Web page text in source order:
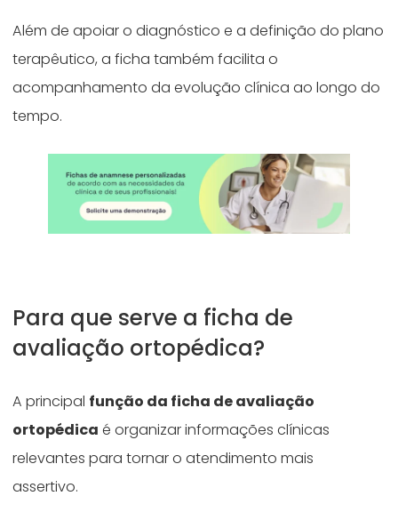
Além de apoiar o diagnóstico e a definição do plano
terapêutico, a ficha também facilita o
acompanhamento da evolução clínica ao longo do
tempo.
Para que serve a ficha de
avaliação ortopédica?
A principal função da ficha de avaliação
ortopédica é organizar informações clínicas
relevantes para tornar o atendimento mais
assertivo.